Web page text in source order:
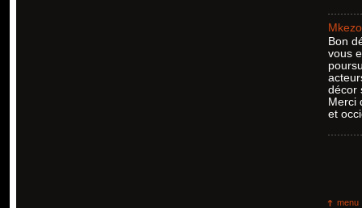
Bon
vous
décor
Merci
et
menu